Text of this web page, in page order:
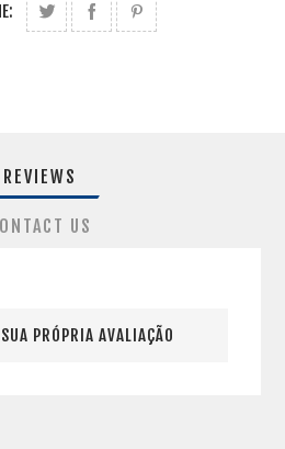
REVIEWS
US
SUA PRÓPRIA AVALIAÇÃO